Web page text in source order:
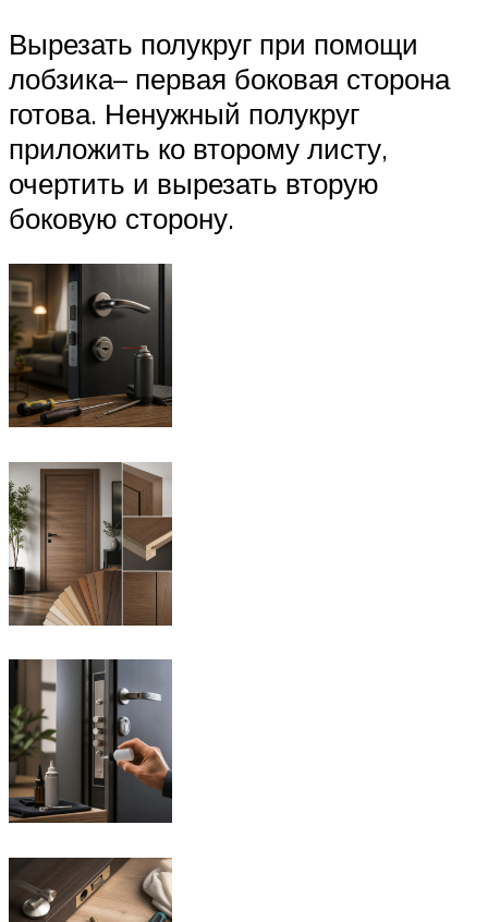
Вырезать полукруг при помощи
лобзика– первая боковая сторона
готова. Ненужный полукруг
приложить ко второму листу,
очертить и вырезать вторую
боковую сторону.